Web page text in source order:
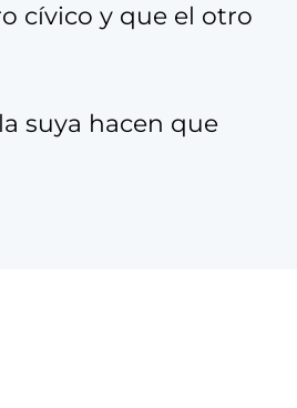
cívico y que el otro
suya hacen que